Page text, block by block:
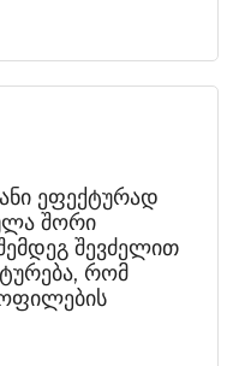
ეფექტურად
შორი
შევძელით
რომ